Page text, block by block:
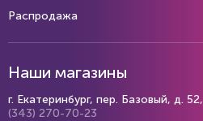
Распродажа
Наши магазины
г. Екатеринбург, пер. Базовый, д. 52,
(343) 270-70-23